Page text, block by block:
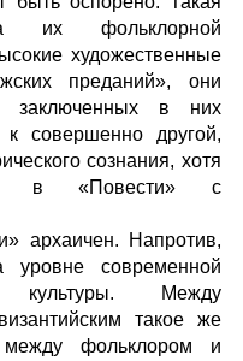
их фольклорной
художественные
преданий», они
заключенных в них
к совершенно другой,
сознания, хотя
в «Повести» с
архаичен. Напротив,
уровне современной
культуры. Между
такое же
между фольклором и